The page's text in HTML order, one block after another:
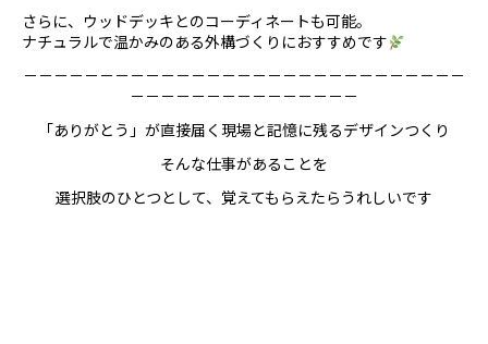
さらに、ウッドデッキとのコーディネートも可能。
ナチュラルで温かみのある外構づくりにおすすめです
－－－－－－－－－－－－－－－－－－－－－－－－－－－－－
－－－－－－－－－－－－－－－
「ありがとう」が直接届く現場と記憶に残るデザインつくり
そんな仕事があることを
選択肢のひとつとして、覚えてもらえたらうれしいです